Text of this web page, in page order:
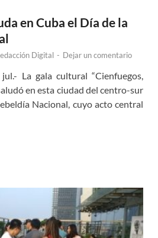
en Cuba el Día de la
Digital - Dejar un comentario
La gala cultural “Cienfuegos,
en esta ciudad del centro-sur
Nacional, cuyo acto central